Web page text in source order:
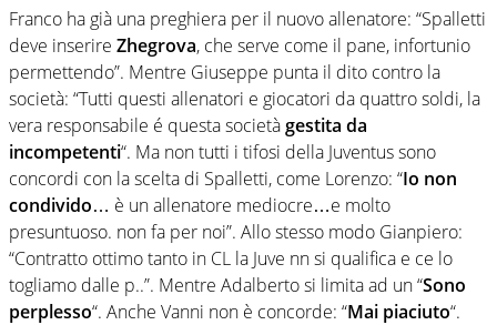
Franco ha già una preghiera per il nuovo allenatore: “Spalletti
deve inserire Zhegrova, che serve come il pane, infortunio
permettendo”. Mentre Giuseppe punta il dito contro la
società: “Tutti questi allenatori e giocatori da quattro soldi, la
vera responsabile é questa societàgestita da
incompetenti“. Ma non tutti i tifosi della Juventus sono
concordi con la scelta di Spalletti, come Lorenzo: “Io non
condivido… è un allenatore mediocre…e molto
presuntuoso. non fa per noi”. Allo stesso modo Gianpiero:
“Contratto ottimo tanto in CL la Juve nn si qualifica e ce lo
togliamo dalle p..”. Mentre Adalberto si limita ad un “Sono
perplesso“. Anche Vanni non è concorde: “Mai piaciuto“.